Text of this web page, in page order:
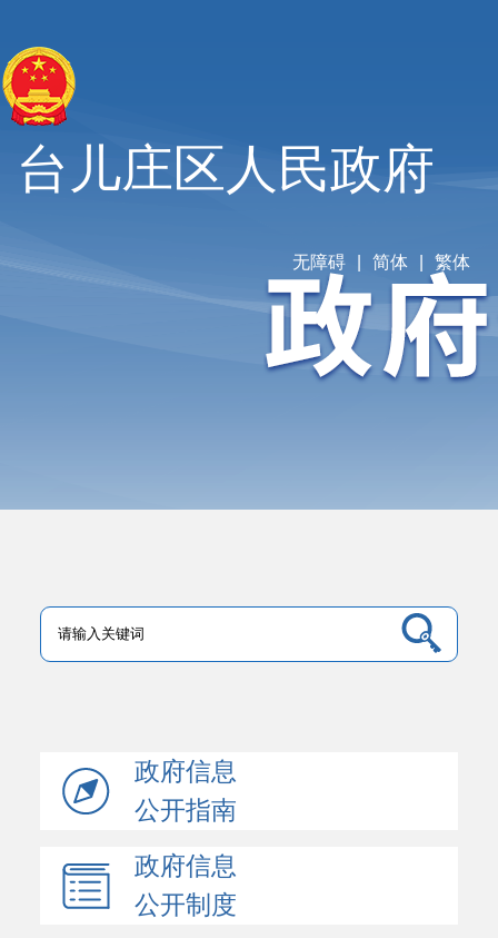
台儿庄区人民政府
繁体
简体
无障碍
政府信息
公开指南
政府信息
公开制度